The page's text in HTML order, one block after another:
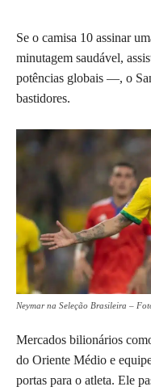
Se o camisa 10 assinar
minutagem saudável,
potências globais —, o
bastidores.
Neymar na Seleção Brasileira –
Mercados bilionários
do Oriente Médio e
portas para o atleta. Ele